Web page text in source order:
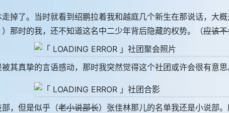
掉了。当时就看到绍鹏拉着我和越庭几个新生在那说话，大
）那时的我，还不知道这名中二少年背后隐藏的权势。（应该
其真挚的言语感动，那时我突然觉得这个社团或许会很有意思
，但是似乎（老小说部长）张佳林那儿的名单我还是小说部